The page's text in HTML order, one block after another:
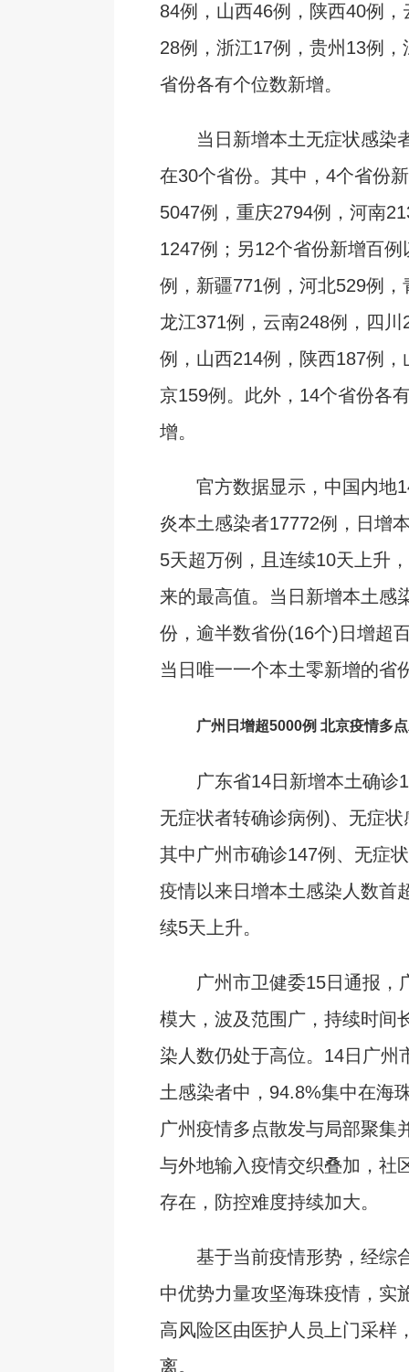
84例，山西46例，陕西40例
28例，浙江17例，贵州13例
省份各有个位数新增。
当日新增本土无症状感染
在30个省份。其中，4个省份
5047例，重庆2794例，河南
1247例；另12个省份新增百
例，新疆771例，河北529例，
龙江371例，云南248例，四
例，山西214例，陕西187例，
京159例。此外，14个省份各
增。
官方数据显示，中国内地
炎本土感染者17772例，日增
5天超万例，且连续10天上升
来的最高值。当日新增本土感
份，逾半数省份(16个)日增超
当日唯一一个本土零新增的省
广州日增超5000例 北京疫情多
广东省14日新增本土确诊
无症状者转确诊病例)、无症
其中广州市确诊147例、无症
疫情以来日增本土感染人数首
续5天上升。
广州市卫健委15日通报，
模大，波及范围广，持续时间
染人数仍处于高位。14日广州
土感染者中，94.8%集中在海
广州疫情多点散发与局部聚集
与外地输入疫情交织叠加，社
存在，防控难度持续加大。
基于当前疫情形势，经综
中优势力量攻坚海珠疫情，实
高风险区由医护人员上门采样
离。